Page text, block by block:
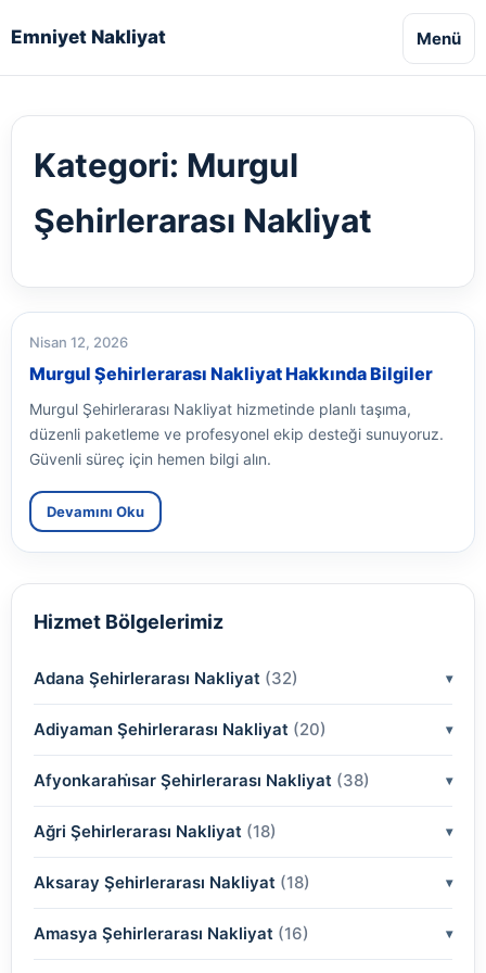
Emniyet Nakliyat Menü
Kategori: Murgul
Şehirlerarası Nakliyat
Nisan 12, 2026
Murgul Şehirlerarası Nakliyat Hakkında Bilgiler
Murgul Şehirlerarası Nakliyat hizmetinde planlı taşıma,
düzenli paketleme ve profesyonel ekip desteği sunuyoruz.
Güvenli süreç için hemen bilgi alın.
Devamını Oku
Hizmet Bölgelerimiz
Adana Şehirlerarası Nakliyat (32)
(2)
(2)
(2)
(2)
(2)
Adiyaman Şehirlerarası Nakliyat (20)
(2)
(2)
(2)
(2)
Afyonkarahi̇sar Şehirlerarası Nakliyat (38)
(2)
(2)
(2)
Ağri Şehirlerarası Nakliyat (18)
(2)
(2)
Aksaray Şehirlerarası Nakliyat (18)
(2)
Amasya Şehirlerarası Nakliyat (16)